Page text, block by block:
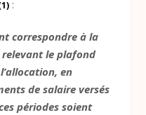
:
correspondre à la
relevant le plafond
en
de salaire versés
périodes soient